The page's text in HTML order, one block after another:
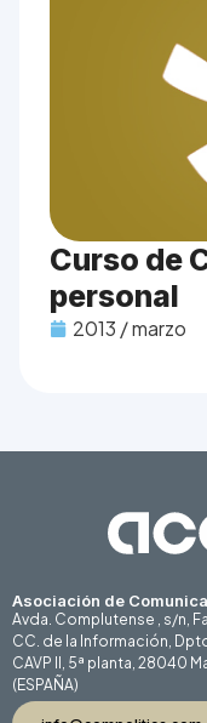
Curso de
personal
2013 / marzo
Asociación de
Avda. Complutense , s/n,
CC. de la Información,
CAVP II, 5ª planta, 28040
(ESPAÑA)